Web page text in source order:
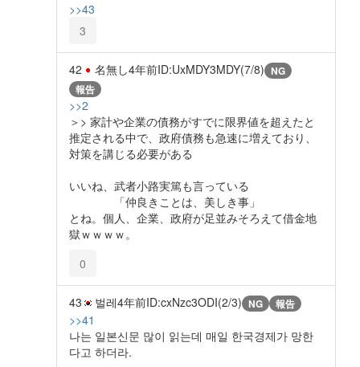
>>43
3
42 名無し4年前ID:UxMDY3MDY(7/8) NG
報告
>>2
＞> 家計や企業の債務がすでに限界値を超えたと
推定される中で、政府債務も急速に増えており、
対策を講じる必要がある
いいね、武者小路実篤も言っている
「仲良きことは、美しき事」
とね。個人、企業、政府が足並みそろえて借金地
獄ｗｗｗｗ。
0
43 벌레4年前ID:cxNzc3ODI(2/3) NG 報告
>>41
나는 일본신문 많이 읽는데 매일 한국경제가 망한
다고 하더라.